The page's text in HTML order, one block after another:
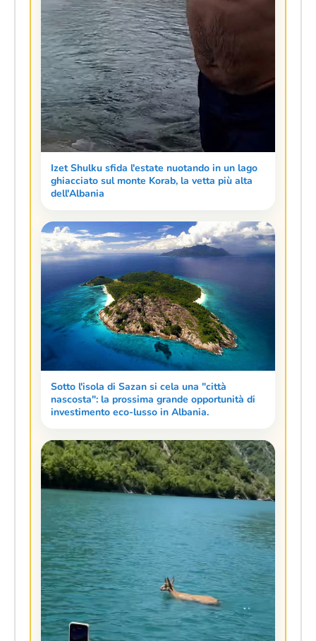
Izet Shulku sfida l'estate nuotando in un lago
ghiacciato sul monte Korab, la vetta più alta
dell'Albania
Sotto l'isola di Sazan si cela una "città
nascosta": la prossima grande opportunità di
investimento eco-lusso in Albania.